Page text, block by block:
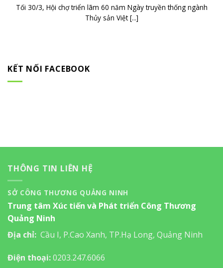
Tối 30/3, Hội chợ triển lãm 60 năm Ngày truyền thống ngành
Thủy sản Việt [...]
KẾT NỐI FACEBOOK
THÔNG TIN LIÊN HỆ
SỞ CÔNG THƯƠNG QUẢNG NINH
Trung tâm Xúc tiến và Phát triển Công Thương
Quảng Ninh
Địa chỉ: Cầu I, P.Cao Xanh, TP.Hạ Long, Quảng Ninh
Điện thoại:0203.247.6066